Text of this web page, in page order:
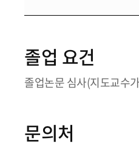
졸업 요건
졸업논문 심사(지도교수
문의처